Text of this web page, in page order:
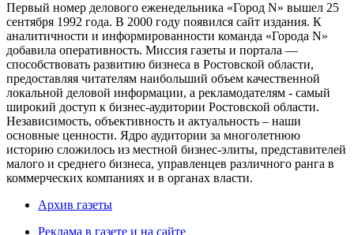
Первый номер делового еженедельника «Город N» вышел 25
сентября 1992 года. В 2000 году появился сайт издания. К
аналитичности и информированности команда «Города N»
добавила оперативность. Миссия газеты и портала —
способствовать развитию бизнеса в Ростовской области,
предоставляя читателям наибольший объем качественной
локальной деловой информации, а рекламодателям - самый
широкий доступ к бизнес-аудитории Ростовской области.
Независимость, объективность и актуальность – наши
основные ценности. Ядро аудитории за многолетнюю
историю сложилось из местной бизнес-элиты, представителей
малого и среднего бизнеса, управленцев различного ранга в
коммерческих компаниях и в органах власти.
Архив газеты
Реклама в газете и на сайте